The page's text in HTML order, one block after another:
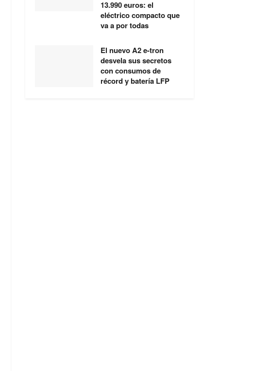
13.990 euros: el
eléctrico compacto que
va a por todas
El nuevo A2 e-tron
desvela sus secretos
con consumos de
récord y batería LFP